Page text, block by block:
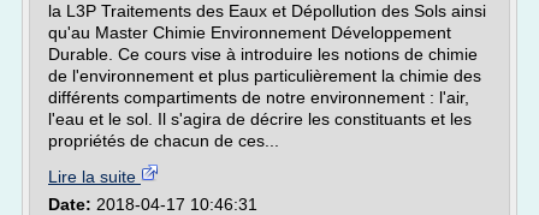
la L3P Traitements des Eaux et Dépollution des Sols ainsi
qu'au Master Chimie Environnement Développement
Durable. Ce cours vise à introduire les notions de chimie
de l'environnement et plus particulièrement la chimie des
différents compartiments de notre environnement : l'air,
l'eau et le sol. Il s'agira de décrire les constituants et les
propriétés de chacun de ces...
Lire la suite
Date: 2018-04-17 10:46:31